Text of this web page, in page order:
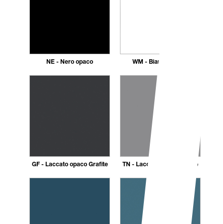
NE - Nero opaco WM - Bianco Opaco
GF - Laccato opaco Grafite TN - Laccato opaco Titanio